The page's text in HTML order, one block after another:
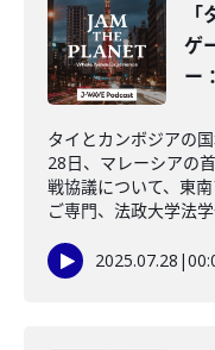
ゲ
ー
タイとカンボジアの
28日、マレーシアの
戦協議について、東
ご専門、法政大学法
2025.07.28 |